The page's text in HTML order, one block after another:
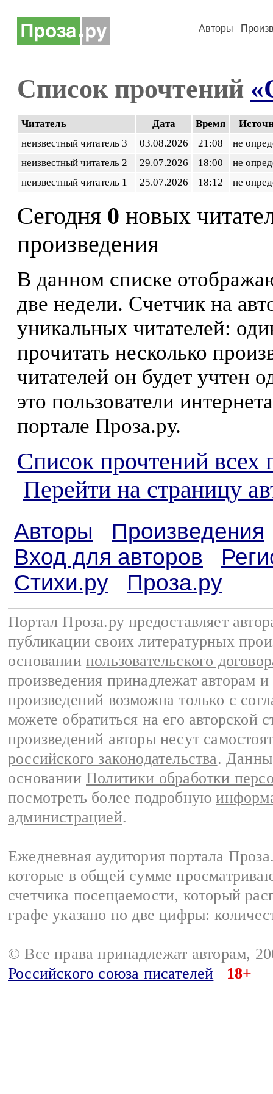
Авторы
Список прочтений
Читатель Дата Время
неизвестный читатель 3
03.08.2026 21:08
не
неизвестный читатель 2
29.07.2026 18:00
не
неизвестный читатель 1
25.07.2026 18:12 не
Сегодня 0 новых
произведения
В данном списке
две недели. Счетчик на
уникальных читателей:
прочитать несколько
читателей он будет учтен
это пользователи
портале Проза.ру.
Список прочтений всех
Перейти на страницу
Авторы
Произведения
Вход для авторов
Стихи.ру
Проза.ру
Портал Проза.ру предоставляет
публикации своих литературных
основании пользовательского
произведения принадлежат авторам
произведений возможна только с
можете обратиться на его авторской
произведений авторы несут
российского законодательства.
основании Политики обработки
посмотреть более подробную
администрацией.
Ежедневная аудитория портала
которые в общей сумме
счетчика посещаемости, который
графе указано по две цифры:
© Все права принадлежат авторам,
Российского союза писателей
18+